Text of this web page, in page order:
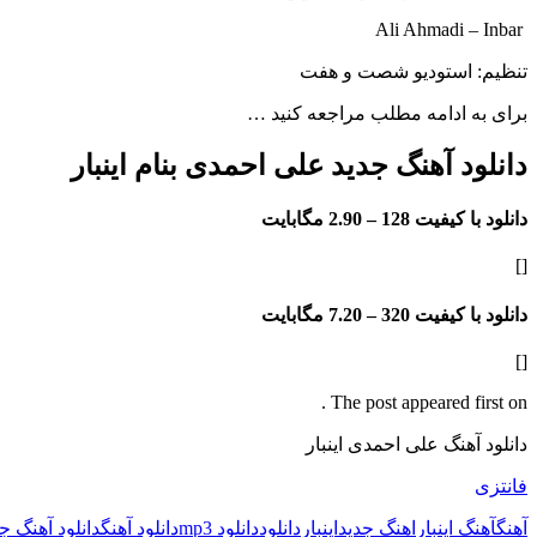
Ali Ahmadi – Inbar
تنظیم: استودیو شصت و هفت
برای به ادامه مطلب مراجعه کنید …
دانلود آهنگ جدید علی احمدی بنام اینبار
دانلود با کیفیت 128 – 2.90 مگابایت
[]
دانلود با کیفیت 320 – 7.20 مگابایت
[]
The post appeared first on .
دانلود آهنگ علی احمدی اینبار
فانتزی
آهنگآهنگ اینبار اهنگ جدید اینبار دانلوددانلود mp3 دانلود آهنگدانلود آهنگ